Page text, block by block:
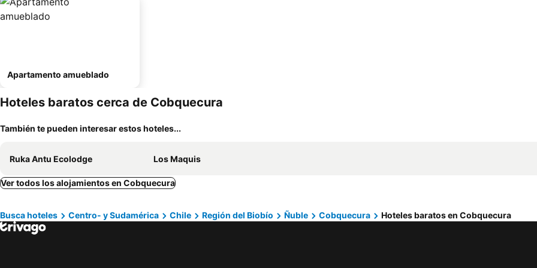
Apartamento amueblado
Hoteles baratos cerca de Cobquecura
También te pueden interesar estos hoteles...
Ruka Antu Ecolodge Los Maquis
Ver todos los alojamientos en Cobquecura
Busca hoteles Centro- y Sudamérica Chile Región del Biobío Ñuble Cobquecura Hoteles baratos en Cobquecura